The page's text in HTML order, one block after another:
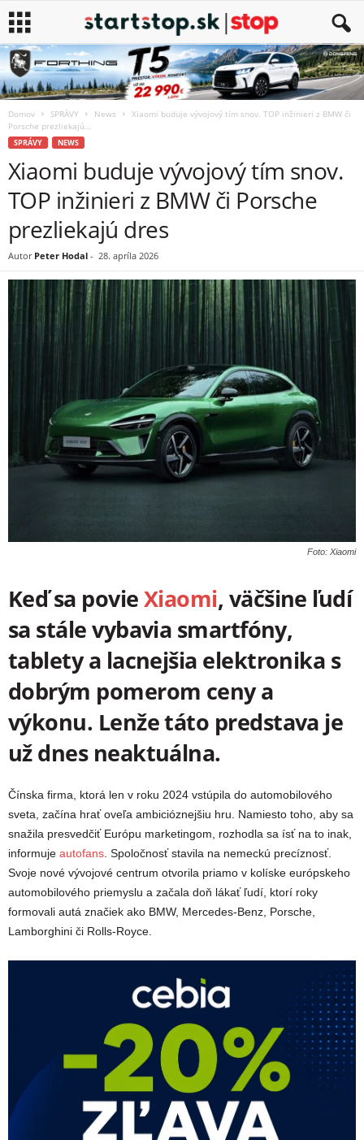
Domov SPRÁVY News
Xiaomi buduje vývojový tím snov. TOP inžinieri z BMW či
Porsche prezliekajú...
SPRÁVY NEWS
Xiaomi buduje vývojový tím snov.
TOP inžinieri z BMW či Porsche
prezliekajú dres
Autor Peter Hodal - 28. apríla 2026
Foto: Xiaomi
Keď sa povieXiaomi, väčšine ľudí
sa stále vybavia smartfóny,
tablety a lacnejšia elektronika s
dobrým pomerom ceny a
výkonu. Lenže táto predstava je
už dnes neaktuálna.
Čínska firma, ktorá len v roku 2024 vstúpila do automobilového
sveta, začína hrať oveľa ambicióznejšiu hru. Namiesto toho, aby sa
snažila presvedčiť Európu marketingom, rozhodla sa ísť na to inak,
informuje autofans . Spoločnosť stavila na nemeckú precíznosť.
Svoje nové vývojové centrum otvorila priamo v kolíske európskeho
automobilového priemyslu a začala doň lákať ľudí, ktorí roky
formovali autá značiek ako BMW, Mercedes-Benz Porsche
Lamborghini či Rolls-Royce